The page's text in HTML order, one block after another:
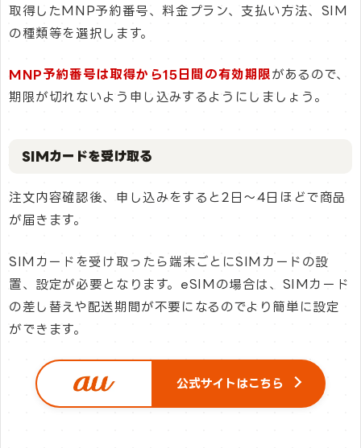
取得したMNP予約番号、料金プラン、支払い方法、SIM
の種類等を選択します。
MNP予約番号は取得から15日間の有効期限があるので、
期限が切れないよう申し込みするようにしましょう。
SIMカードを受け取る
注文内容確認後、申し込みをすると2日〜4日ほどで商品
が届きます。
SIMカードを受け取ったら端末ごとにSIMカードの設
置、設定が必要となります。eSIMの場合は、SIMカード
の差し替えや配送期間が不要になるのでより簡単に設定
ができます。
公式サイトはこちら